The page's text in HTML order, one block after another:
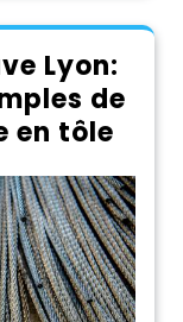
Lyon:
de
en tôle